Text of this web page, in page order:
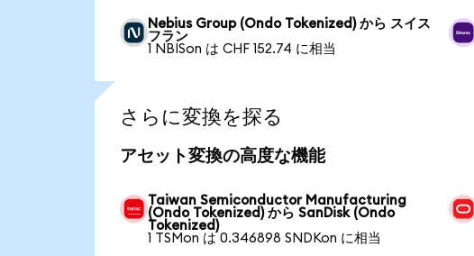
Nebius Group (Ondo Tokenized) から スイス
フラン
1 NBISon は CHF 152.74 に相当
さらに変換を探る
アセット変換の高度な機能
Taiwan Semiconductor Manufacturing
(Ondo Tokenized) から SanDisk (Ondo
Tokenized)
1 TSMon は 0.346898 SNDKon に相当